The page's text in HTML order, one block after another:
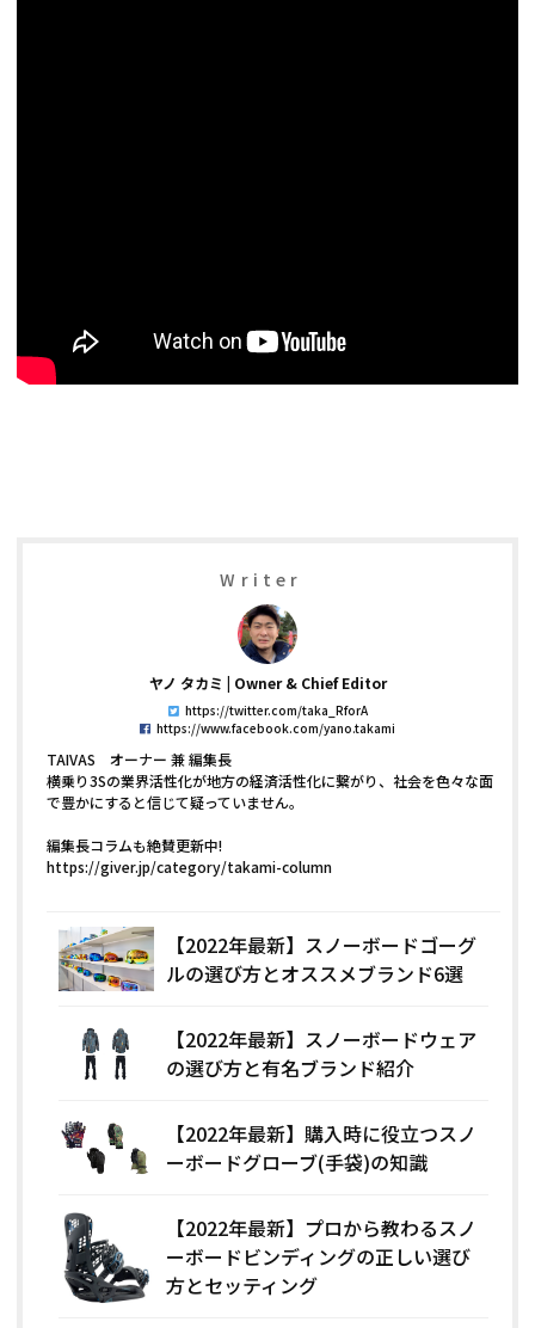
Writer
ヤノ タカミ Owner & Chief Editor
https://twitter.com/taka_RforA
https://www.facebook.com/yano.takami
TAIVAS オーナー 兼 編集長
横乗り3Sの業界活性化が地方の経済活性化に繋がり、社会を色々な面
で豊かにすると信じて疑っていません。
編集長コラムも絶賛更新中!
https://giver.jp/category/takami-column
【2022年最新】スノーボードゴーグ
ルの選び方とオススメブランド6選
【2022年最新】スノーボードウェア
の選び方と有名ブランド紹介
【2022年最新】購入時に役立つスノ
ーボードグローブ(手袋)の知識
【2022年最新】プロから教わるスノ
ーボードビンディングの正しい選び
方とセッティング